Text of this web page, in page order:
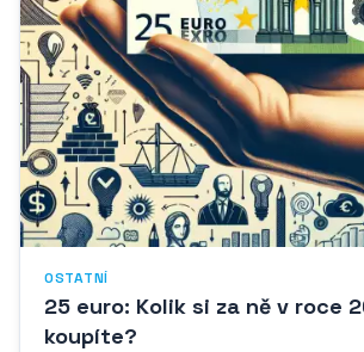
OSTATNÍ
25 euro: Kolik si za ně v roce
koupíte?